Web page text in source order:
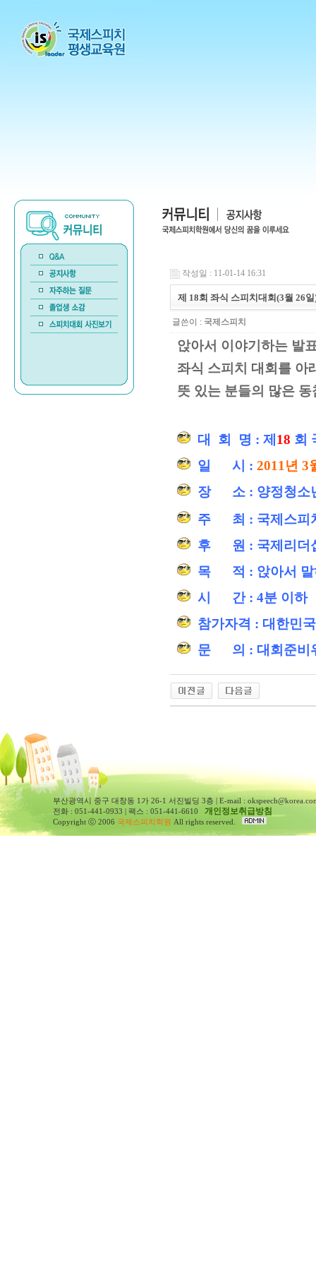
작성일 : 11-01-14 16:31
제 18회 좌식 스피치대회(3월 26
글쓴이 : 국제스피치
앉아서 이야기하는 발
좌식 스피치 대회를 아
뜻 있는 분들의 많은 동
대 회 명 : 제 18 회
일 시 : 2011년 3
장 소 : 양정청소년
주 최 : 국제스피
후 원 : 국제리더십
목 적 : 앉아서 말
시 간 : 4분 이하
참가자격 : 대한민
문 의 : 대회준비
부산광역시 중구 대창동 1가 26-1 서진빌딩 3층 | E-mail :
전화 : 051-441-0933 | 팩스 : 051-441-6610 개인정보취급방침
Copyright ⓒ 2006 국제스피치학원 All rights reserved.